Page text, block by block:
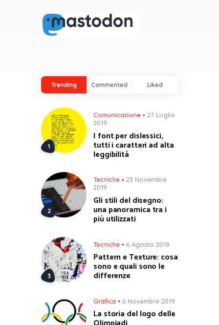
Trending Commented Liked
Comunicazione
27 Luglio
2019
I font per dislessici,
tutti i caratteri ad alta
leggibilità
Tecniche
23 Novembre
2019
Gli stili del disegno:
una panoramica tra i
più utilizzati
Tecniche 6 Agosto 2019
Pattern e Texture: cosa
sono e quali sono le
differenze
Grafica 6 Novembre 2019
La storia del logo delle